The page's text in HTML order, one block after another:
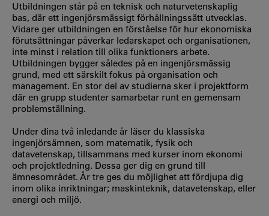
Utbildningen står på en teknisk och naturvetenskaplig
bas, där ett ingenjörsmässigt förhållningssätt utvecklas.
Vidare ger utbildningen en förståelse för hur ekonomiska
förutsättningar påverkar ledarskapet och organisationen,
inte minst i relation till olika funktioners arbete.
Utbildningen bygger således på en ingenjörsmässig
grund, med ett särskilt fokus på organisation och
management. En stor del av studierna sker i projektform
där en grupp studenter samarbetar runt en gemensam
problemställning.
Under dina två inledande år läser du klassiska
ingenjörsämnen, som matematik, fysik och
datavetenskap, tillsammans med kurser inom ekonomi
och projektledning. Dessa ger dig en grund till
ämnesområdet. År tre ges du möjlighet att fördjupa dig
inom olika inriktningar; maskinteknik, datavetenskap, eller
energi och miljö.